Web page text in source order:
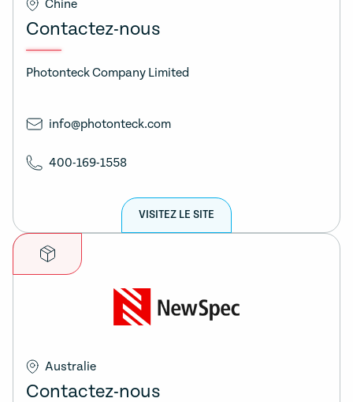
Chine
Contactez-nous
Photonteck Company Limited
info@photonteck.com
400-169-1558
VISITEZ LE SITE
Australie
Contactez-nous